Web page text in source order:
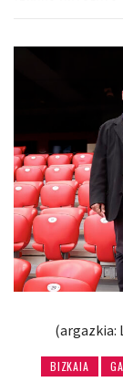
(argazkia:
BIZKAIA